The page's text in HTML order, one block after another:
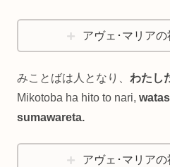
アヴェ･マリア
みことばは人となり、 わたし
Mikotoba ha hito to nari,
sumawareta.
アヴェ･マリア